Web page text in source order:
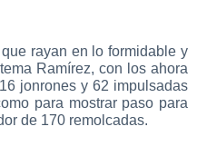
rayan en lo formidable y
Ramírez, con los ahora
jonrones y 62 impulsadas
para mostrar paso para
de 170 remolcadas.